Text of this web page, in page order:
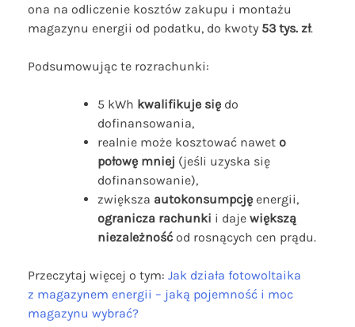
ona na odliczenie kosztów zakupu i montażu
magazynu energii od podatku, do kwoty 53 tys. zł.
Podsumowując te rozrachunki:
5 kWh kwalifikuje się do
dofinansowania,
realnie może kosztować nawet o
połowę mniej (jeśli uzyska się
dofinansowanie),
zwiększa autokonsumpcję energii,
ogranicza rachunki i daje większą
niezależność od rosnących cen prądu.
Przeczytaj więcej o tym: Jak działa fotowoltaika
z magazynem energii – jaką pojemność i moc
magazynu wybrać?